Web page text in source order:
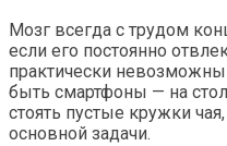
Мозг всегда с трудом
если его постоянно
практически
быть смартфоны — на
стоять пустые кружки
основной задачи.